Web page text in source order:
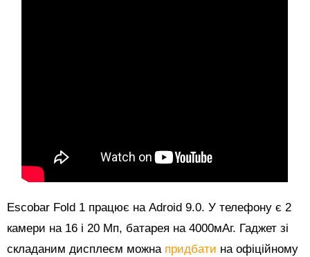
Escobar Fold 1 працює на Adroid 9.0. У телефону є 2
камери на 16 і 20 Мп, батарея на 4000мАг. Гаджет зі
складаним дисплеєм можна придбати на офіційному